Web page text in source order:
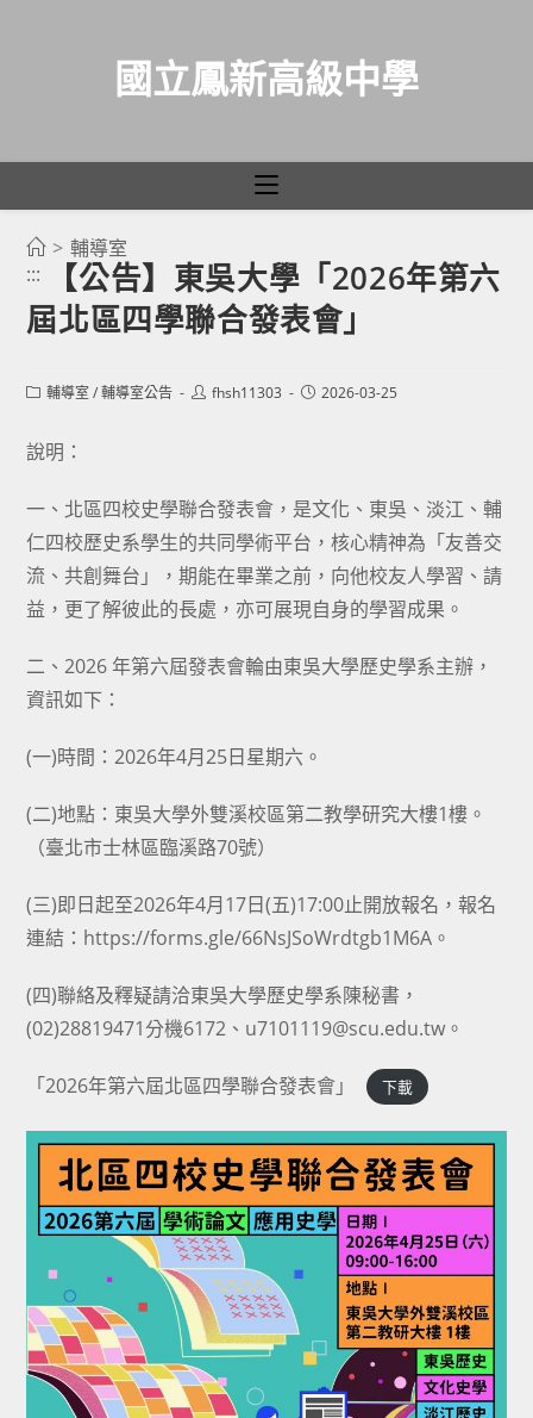
國立鳳新高級中學
> 輔導室
:::
【公告】東吳大學「2026年第六
屆北區四學聯合發表會」
Post輔導室 / 輔導室公告
Postfhsh11303
Post2026-03-25
說明：
一、北區四校史學聯合發表會，是文化、東吳、淡江、輔
仁四校歷史系學生的共同學術平台，核心精神為「友善交
流、共創舞台」，期能在畢業之前，向他校友人學習、請
益，更了解彼此的長處，亦可展現自身的學習成果。
二、2026 年第六屆發表會輪由東吳大學歷史學系主辦，
資訊如下：
(一)時間：2026年4月25日星期六。
(二)地點：東吳大學外雙溪校區第二教學研究大樓1樓。
（臺北市士林區臨溪路70號）
(三)即日起至2026年4月17日(五)17:00止開放報名，報名
連結：https://forms.gle/66NsJSoWrdtgb1M6A。
(四)聯絡及釋疑請洽東吳大學歷史學系陳秘書，
(02)28819471分機6172、u7101119@scu.edu.tw。
「2026年第六屆北區四學聯合發表會」 下載